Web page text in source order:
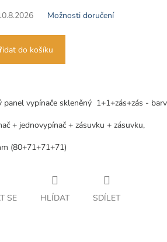
Možnosti doručení
do košíku
vypínače skleněný 1+1+zás+zás -
+ jednovypínač + zásuvku + zásuvku,
(80+71+71+71)
SE HLÍDAT SDÍLET